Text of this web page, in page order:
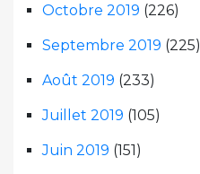
Octobre 2019 (226)
Septembre 2019 (225)
Août 2019 (233)
Juillet 2019 (105)
Juin 2019 (151)